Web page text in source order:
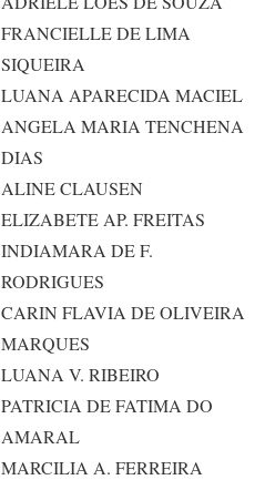
FRANCIELLE DE LIMA
SIQUEIRA
LUANA APARECIDA MACIEL
ANGELA MARIA TENCHENA
DIAS
ALINE CLAUSEN
ELIZABETE AP. FREITAS
INDIAMARA DE F.
RODRIGUES
CARIN FLAVIA DE OLIVEIRA
MARQUES
LUANA V. RIBEIRO
PATRICIA DE FATIMA DO
AMARAL
MARCILIA A. FERREIRA